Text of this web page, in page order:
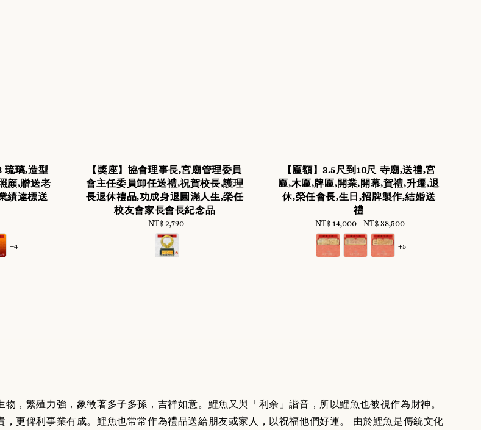
琉璃,造型
顧,贈送老
績達標送
+4
【獎座】協會理事長,宮廟管理委員
會主任委員卸任送禮,祝賀校長,護理
長退休禮品,功成身退圓滿人生,榮任
校友會家長會長紀念品
Regular
price
NT$ 2,790
【匾額】3.5尺到10尺 寺廟,送禮,宮
匾,木匾,牌匾,開業,開幕,賀禮,升遷,退
休,榮任會長,生日,招牌製作,結婚送
禮
Regular
price
NT$ 14,000 -NT$ 38,500
+5
，繁殖力強，象徵著多子多孫，吉祥如意。鯉魚又與「利余」諧音，所以鯉魚也被視作為財神。
更俾利事業有成。鯉魚也常常作為禮品送給朋友或家人，以祝福他們好運。 由於鯉魚是傳統文化